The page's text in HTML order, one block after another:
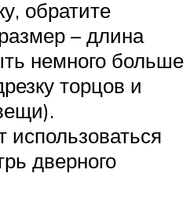
обратите
– длина
немного больше
торцов и
дверного